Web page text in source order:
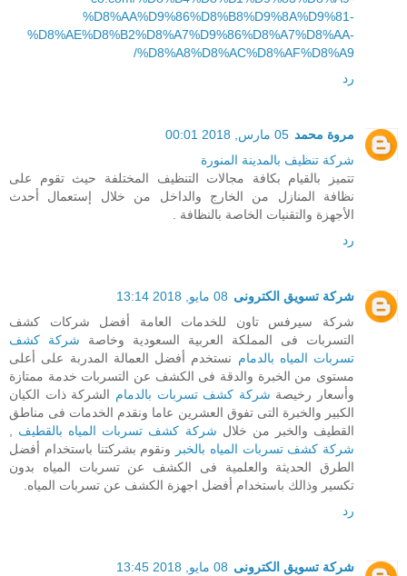
%D8%AA%D9%86%D8%B8%D9%8A%D9%81-
%D8%AE%D8%B2%D8%A7%D9%86%D8%A7%D8%AA-
%D8%A8%D8%AC%D8%AF%D8%A9/
رد
مروة محمد 05 مارس, 2018 00:01
شركة تنظيف بالمدينة المنورة
تتميز بالقيام بكافة مجالات التنظيف المختلفة حيث تقوم على
نظافة المنازل من الخارج والداخل من خلال إستعمال أحدث
الأجهزة والتقنيات الخاصة بالنظافة .
رد
شركة تسويق الكترونى 08 مايو, 2018 13:14
شركة سيرفس تاون للخدمات العامة أفضل شركات كشف
التسربات فى المملكة العربية السعودية وخاصة شركة كشف
تسربات المياه بالدمام نستخدم أفضل العمالة المدربة على أعلى
مستوى من الخبرة والدقة فى الكشف عن التسربات خدمة ممتازة
وأسعار رخيصة شركة كشف تسربات بالدمام الشركة ذات الكيان
الكبير والخبرة التى تفوق العشرين عاما ونقدم الخدمات فى مناطق
القطيف والخبر من خلال شركة كشف تسربات المياه بالقطيف
شركة كشف تسربات المياه بالخبر ونقوم بشركتنا باستخدام أفضل
الطرق الحديثة والعلمية فى الكشف عن تسربات المياه بدون
تكسير وذالك باستخدام أفضل اجهزة الكشف عن تسربات المياه.
رد
شركة تسويق الكترونى 08 مايو, 2018 13:45